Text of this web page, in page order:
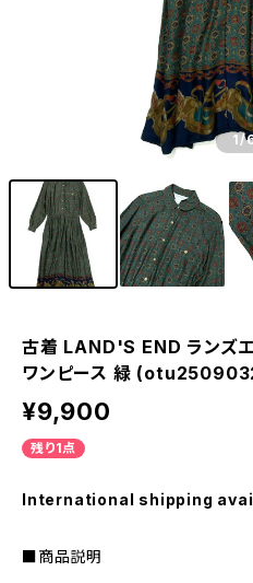
1/
古着 LAND'S END ランズ
ワンピース 緑
¥9,900
残り1点
International shipping
■商品説明